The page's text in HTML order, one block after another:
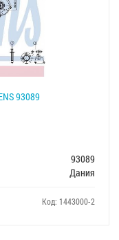
93089
93089
Дания
Код: 1443000-2